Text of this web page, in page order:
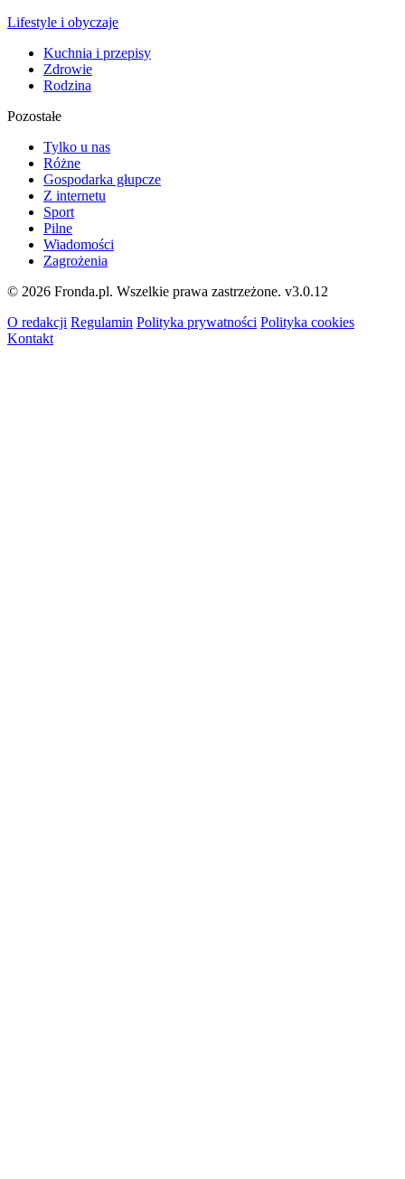
Lifestyle i obyczaje
Kuchnia i przepisy
Zdrowie
Rodzina
Pozostałe
Tylko u nas
Różne
Gospodarka głupcze
Z internetu
Sport
Pilne
Wiadomości
Zagrożenia
© 2026 Fronda.pl. Wszelkie prawa zastrzeżone. v3.0.12
O redakcji Regulamin Polityka prywatności Polityka cookies
Kontakt